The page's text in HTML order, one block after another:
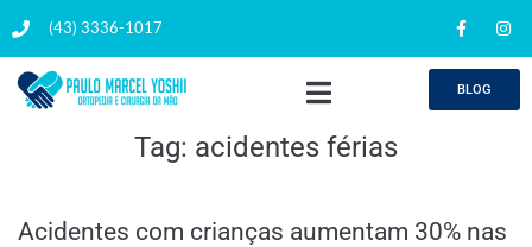
(43) 3336-1017
BLOG
Tag: acidentes férias
Acidentes com crianças aumentam 30% nas